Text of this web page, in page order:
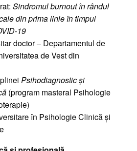
Sindromul burnout în rândul
din prima linie în timpul
19
doctor – Departamentul de
de Vest din
Psihodiagnostic și
(program masteral Psihologie
în Psihologie Clinică și